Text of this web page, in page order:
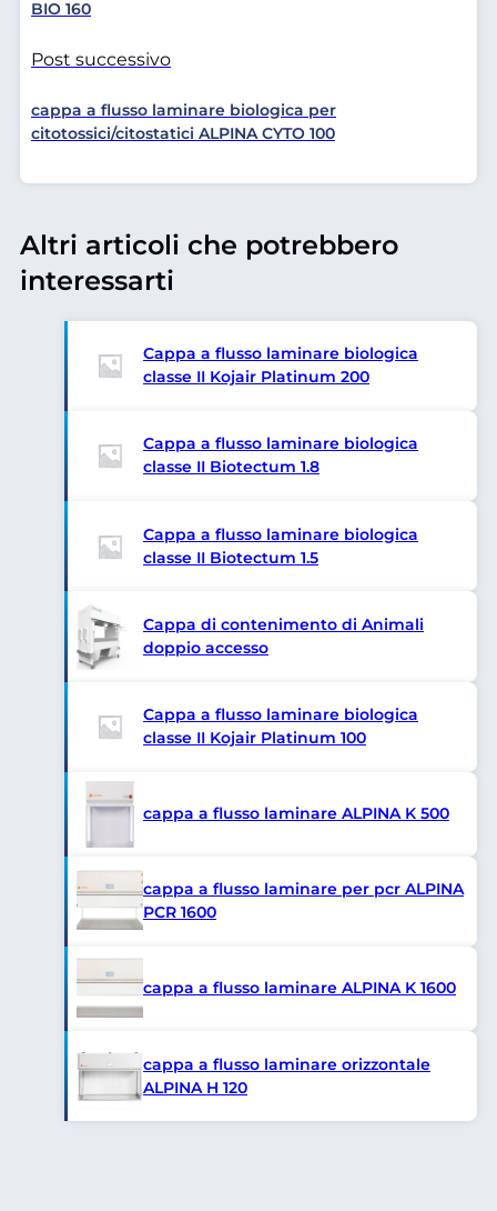
BIO 160
Post successivo
cappa a flusso laminare biologica per
citotossici/citostatici ALPINA CYTO 100
Altri articoli che potrebbero
interessarti
Cappa a flusso laminare biologica
classe II Kojair Platinum 200
Cappa a flusso laminare biologica
classe II Biotectum 1.8
Cappa a flusso laminare biologica
classe II Biotectum 1.5
Cappa di contenimento di Animali
doppio accesso
Cappa a flusso laminare biologica
classe II Kojair Platinum 100
cappa a flusso laminare ALPINA K 500
cappa a flusso laminare per pcr ALPINA
PCR 1600
cappa a flusso laminare ALPINA K 1600
cappa a flusso laminare orizzontale
ALPINA H 120